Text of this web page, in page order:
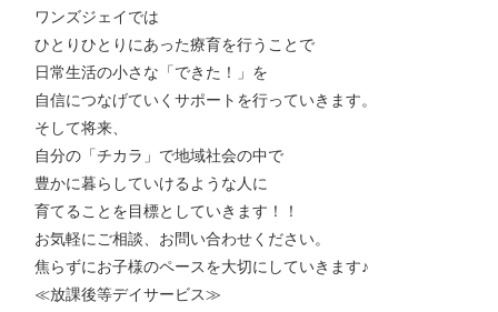
ワンズジェイでは
ひとりひとりにあった療育を行うことで
日常生活の小さな「できた！」を
自信につなげていくサポートを行っていきます。
そして将来、
自分の「チカラ」で地域社会の中で
豊かに暮らしていけるような人に
育てることを目標としていきます！！
お気軽にご相談、お問い合わせください。
焦らずにお子様のペースを大切にしていきます♪
≪放課後等デイサービス≫